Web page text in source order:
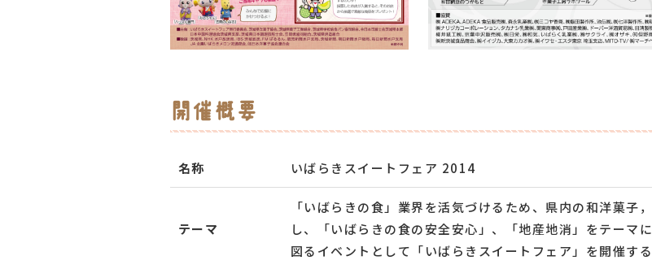
開催概要
名称 いばらきスイートフェア 2014
テーマ
「いばらきの食」業界を活気づけるため、県内の和洋菓子
し、「いばらきの食の安全安心」、「地産地消」をテーマ
図るイベントとして「いばらきスイートフェア」を開催す